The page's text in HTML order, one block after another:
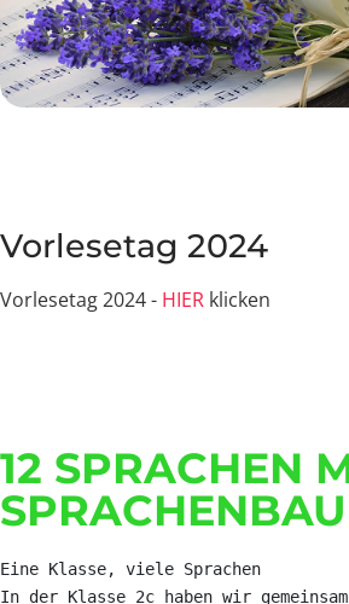
Vorlesetag 2024
Vorlesetag 2024 - HIER klicken
12 SPRACHEN
Eine Klasse, viele Sprachen
In der Klasse 2c haben wir